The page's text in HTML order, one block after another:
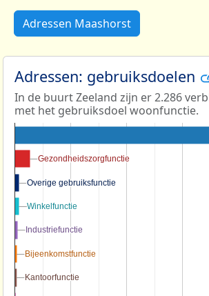
Adressen Maashorst
Adressen: gebruiksdoelen
In de buurt Zeeland zijn er 2.286
met het gebruiksdoel woonfunctie.
Gezondheidszorgfunctie
Gezondheidszorgfunctie
Overige gebruiksfunctie
Overige gebruiksfunctie
Winkelfunctie
Winkelfunctie
Industriefunctie
Industriefunctie
Bijeenkomstfunctie
Bijeenkomstfunctie
Kantoorfunctie
Kantoorfunctie